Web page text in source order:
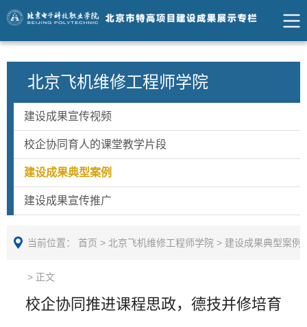
北京飞机维修工程师学院
建设成果宣传视频
校企协同育人的课堂教学片段
建设成果典型案例
建设成果宣传推广
当前位置： 首页 > 北京飞机维修工程师学院 > 建设成果典型案例
> 正文
校企协同推进课程思政，德技并修培育